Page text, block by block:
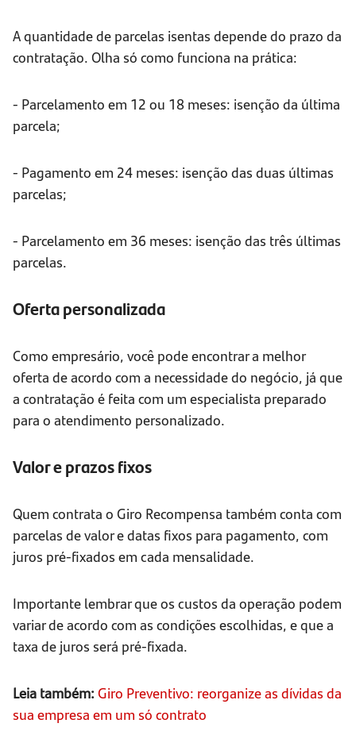
A quantidade de parcelas isentas depende do prazo da
contratação. Olha só como funciona na prática:
- Parcelamento em 12 ou 18 meses: isenção da última
parcela;
- Pagamento em 24 meses: isenção das duas últimas
parcelas;
- Parcelamento em 36 meses: isenção das três últimas
parcelas.
Oferta personalizada
Como empresário, você pode encontrar a melhor
oferta de acordo com a necessidade do negócio, já que
a contratação é feita com um especialista preparado
para o atendimento personalizado.
Valor e prazos fixos
Quem contrata o Giro Recompensa também conta com
parcelas de valor e datas fixos para pagamento, com
juros pré-fixados em cada mensalidade.
Importante lembrar que os custos da operação podem
variar de acordo com as condições escolhidas, e que a
taxa de juros será pré-fixada.
Leia também: Giro Preventivo: reorganize as dívidas da
sua empresa em um só contrato